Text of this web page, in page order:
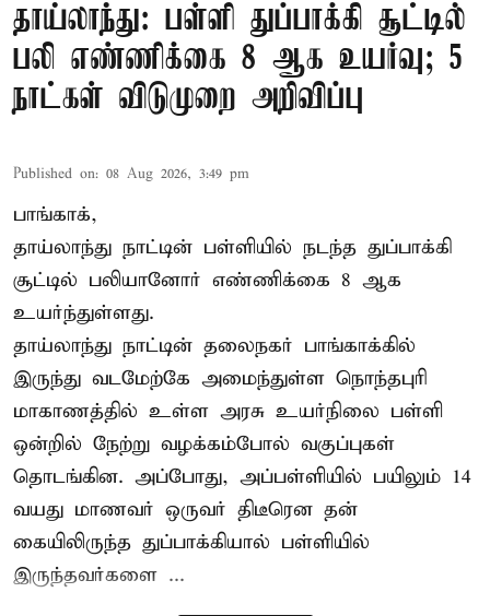
தாய்லாந்து: பள்ளி துப்பாக்கி சூட்டில்
பலி எண்ணிக்கை 8 ஆக உயர்வு; 5
நாட்கள் விடுமுறை அறிவிப்பு
Published on: 08 Aug 2026, 3:49 pm
பாங்காக்,
தாய்லாந்து நாட்டின் பள்ளியில் நடந்த துப்பாக்கி
சூட்டில் பலியானோர் எண்ணிக்கை 8 ஆக
உயர்ந்துள்ளது.
தாய்லாந்து நாட்டின் தலைநகர் பாங்காக்கில்
இருந்து வடமேற்கே அமைந்துள்ள நொந்தபுரி
மாகாணத்தில் உள்ள அரசு உயர்நிலை பள்ளி
ஒன்றில் நேற்று வழக்கம்போல் வகுப்புகள்
தொடங்கின. அப்போது, அப்பள்ளியில் பயிலும் 14
வயது மாணவர் ஒருவர் திடீரென தன்
கையிலிருந்த துப்பாக்கியால் பள்ளியில்
இருந்தவர்களை ...